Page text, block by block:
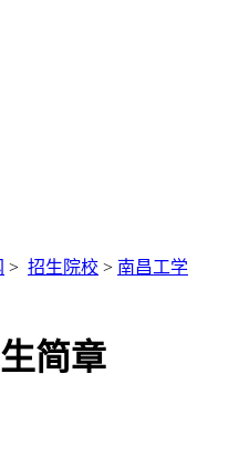
> 招生院校 > 南昌工学
简章